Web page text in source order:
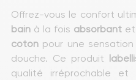
Offrez-vous le confort
bain à la fois absorbant et
coton pour une
douche. Ce produit
qualité irréprochable